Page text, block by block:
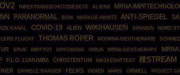
INFEKTIONSSCHUTZGESETZ ALIENS MRNA
PARANORMAL BSW MARKUS HAINTZ ANTI-SPIEGEL
KANAL COVID-19 ALIEN WIKIHAUSEN SPANIEN NORD
FLUCHT THOMAS RÖPER MODRNA-GENTHERAPIE
SPUK IMPFTOT IMPFZWANG VIRUS MRNA-GENTHERAPY
P.L.O. LUMUMBA CHRISTENTUM MASKENATTEST 種STREAM
DANIELE GANSER FELIKS INDIEN MARS ORWELL PROJECT